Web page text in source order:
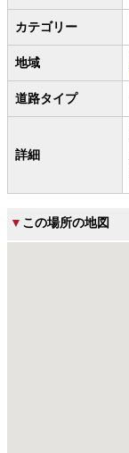
カテゴリー
地域
道路タイプ
詳細
▼ この場所の地図